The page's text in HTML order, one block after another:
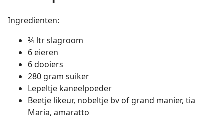
Ingredienten:
¾ ltr slagroom
6 eieren
6 dooiers
280 gram suiker
Lepeltje kaneelpoeder
Beetje likeur, nobeltje bv of grand manier, tia
Maria, amaratto